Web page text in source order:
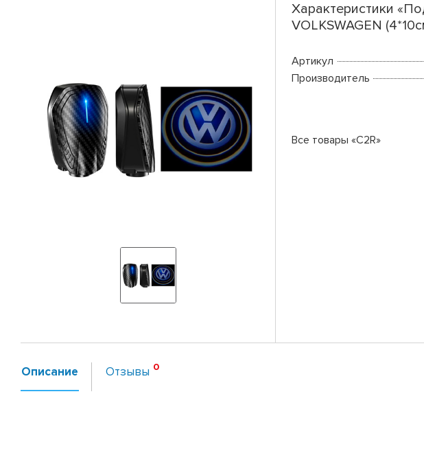
Характеристики
VOLKSWAGEN
Артикул
Производитель
Все товары «C2R»
Описание Отзывы